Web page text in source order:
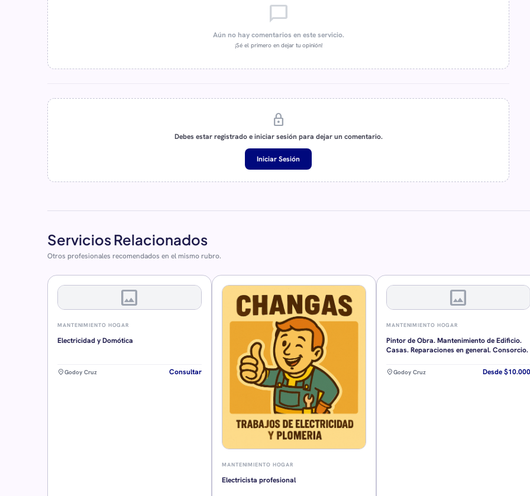
chat_bubble_outline
Aún no hay comentarios en este servicio.
¡Sé el primero en dejar tu opinión!
lock
Debes estar registrado e iniciar sesión para dejar un comentario.
Iniciar Sesión
Servicios Relacionados
Otros profesionales recomendados en el mismo rubro.
image
MANTENIMIENTO HOGAR
Electricidad y Domótica
location_onGodoy Cruz Consultar
MANTENIMIENTO HOGAR
Electricista profesional
image
MANTENIMIENTO HOGAR
Pintor de Obra. Mantenimiento de Edificio.
Casas. Reparaciones en general. Consorcio.
location_onGodoy Cruz Desde $10.000